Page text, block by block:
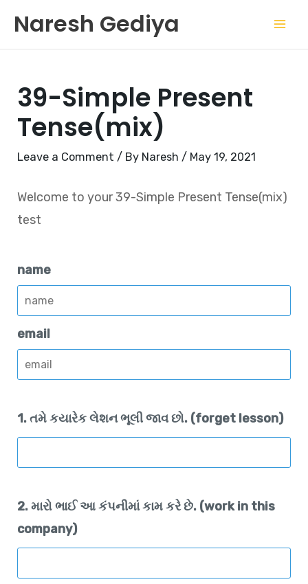
content
Naresh Gediya
39-Simple Present
Tense(mix)
Leave a Comment / By Naresh/ May 19, 2021
Welcome to your 39-Simple Present Tense(mix)
test
name
email
1. તમે કયારેક લેશન ભૂલી જાવ છો. (forget lesson)
2. મારો ભાઈ આ કંપનીમાં કામ કરે છે. (work in this
company)